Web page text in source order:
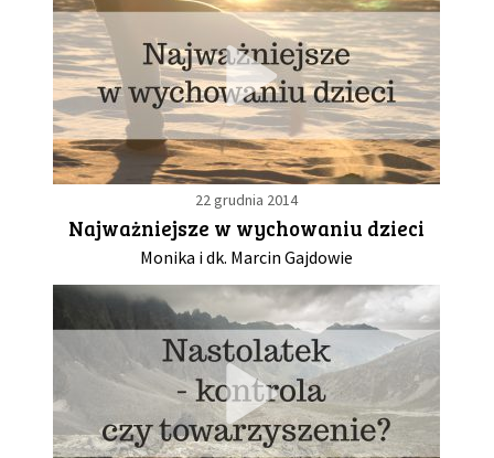
22 grudnia 2014
Najważniejsze w wychowaniu dzieci
Monika i dk. Marcin Gajdowie